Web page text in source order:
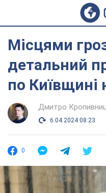
Місцями
детальний
по Київщині
Дмитро
6.04.2024 08:23
0